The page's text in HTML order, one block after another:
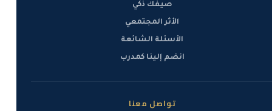
صيفك ذكي
الأثر المجتمعي
الأسئلة الشائعة
انضم إلينا كمدرب
تواصل معنا